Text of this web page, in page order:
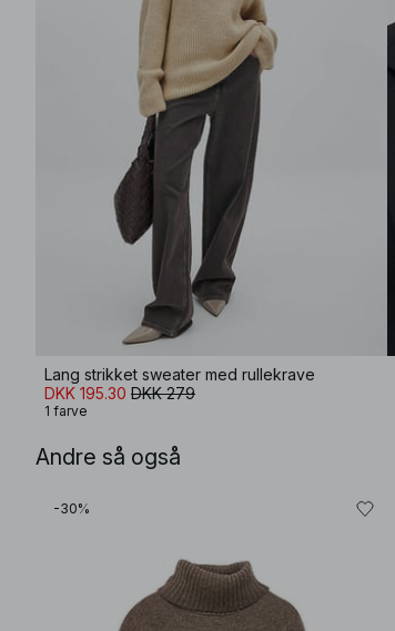
Lang strikket sweater med rullekrave
DKK 195.30 DKK 279
1 farve
Andre så også
-30%